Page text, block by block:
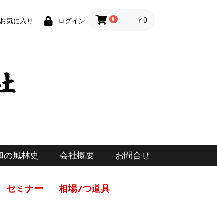
お気に入り ログイン 0 ￥0
の風林史 会社概要 お問合せ
セミナー 相場7つ道具